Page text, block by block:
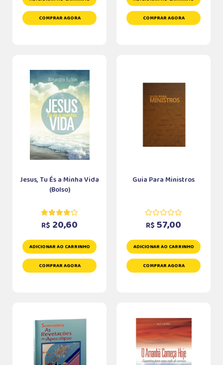
COMPRAR AGORA COMPRAR AGORA
Jesus, Tu És a Minha Vida
(Bolso)
R$ 20,60
ADICIONAR AO CARRINHO
COMPRAR AGORA
Guia Para Ministros
R$ 57,00
ADICIONAR AO CARRINHO
COMPRAR AGORA